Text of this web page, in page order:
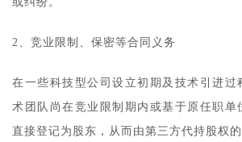
2、竞业限制、保密等合同义务
在一些科技型公司设立初期及技术引进过
术团队尚在竞业限制期内或基于原任职单
直接登记为股东，从而由第三方代持股权的